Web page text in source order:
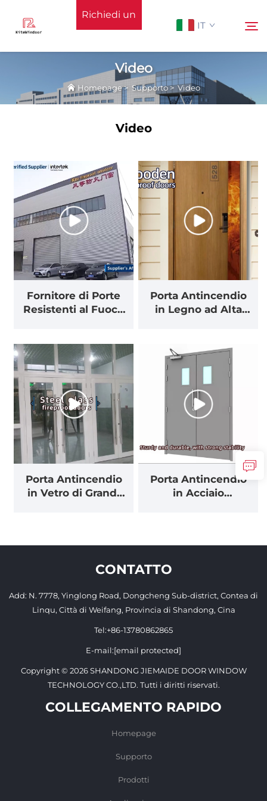
Richiedi un
IT
Homepage
Prodotti
Applicazione
Notizie
Contattaci
Cerca
Video
Homepage> Supporto>Video
Video
Fornitore di Porte
Resistenti al Fuoco
Personalizzabili per
Progetti Edili
Globali
Porta Antincendio
in Legno ad Alta
Resistenza al Fuoco
e Protezione in
Caso di Emergenza
Porta Antincendio
in Vetro di Grandi
Fabbrica con
Trasparente
Porta Antincendio
in Acciaio
Misura per le
Sicurezza del Tuo
CONTATTO
Add: N. 7778, Yinglong Road, Dongcheng Sub-district, Contea di
Linqu, Città di Weifang, Provincia di Shandong, Cina
Tel:+86-13780862865
E-mail:[email protected]
Copyright © 2026 SHANDONG JIEMAIDE DOOR WINDOW
TECHNOLOGY CO.,LTD. Tutti i diritti riservati.
COLLEGAMENTO RAPIDO
Homepage
Supporto
Prodotti